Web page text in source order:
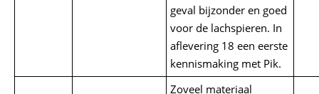
geval bijzonder en goed
voor de lachspieren. In
aflevering 18 een eerste
kennismaking met Pik.
Zoveel materiaal